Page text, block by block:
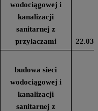
wodociągowej i
kanalizacji
sanitarnej z
przyłaczami
budowa sieci
wodociągowej i
kanalizacji
sanitarnej z